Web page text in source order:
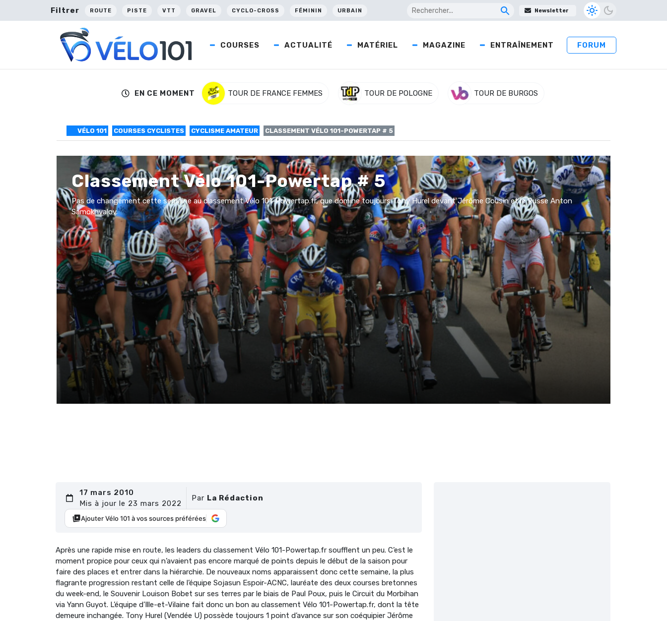
Filtrer ROUTE PISTE VTT GRAVEL CYCLO-CROSS FÉMININ URBAIN Newsletter
COURSES ACTUALITÉ MATÉRIEL MAGAZINE ENTRAÎNEMENT FORUM
EN CE MOMENT TOUR DE FRANCE FEMMES TOUR DE POLOGNE TOUR DE BURGOS
VÉLO 101 COURSES CYCLISTES CYCLISME AMATEUR CLASSEMENT VÉLO 101-POWERTAP # 5
Classement Vélo 101-Powertap # 5
Pas de changement cette semaine au classement Vélo 101-Powertap.fr, que domine toujours Tony Hurel devant Jérôme Cousin et le Russe Anton
Samokhvalov.
17 mars 2010
Mis à jour le 23 mars 2022
Par La Rédaction
Ajouter Vélo 101 à vos sources préférées
Après une rapide mise en route, les leaders du classement Vélo 101-Powertap.fr soufflent un peu. C’est le
moment propice pour ceux qui n’avaient pas encore marqué de points depuis le début de la saison pour
faire des places et entrer dans la hiérarchie. De nouveaux noms apparaissent donc cette semaine, la plus
flagrante progression restant celle de l’équipe Sojasun Espoir-ACNC, lauréate des deux courses bretonnes
du week-end, le Souvenir Louison Bobet sur ses terres par le biais de Paul Poux, puis le Circuit du Morbihan
via Yann Guyot. L’équipe d’Ille-et-Vilaine fait donc un bon au classement Vélo 101-Powertap.fr, dont la tête
demeure inchangée. Tony Hurel (Vendée U) possède toujours 1 point d’avance sur son coéquipier Jérôme